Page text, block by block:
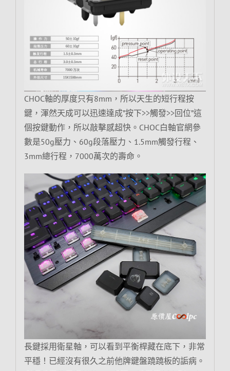
CHOC軸的厚度只有8mm，所以天生的短行程按
鍵，渾然天成可以迅速達成”按下>>觸發>>回位”這
個按鍵動作，所以敲擊感超快。CHOC白軸官網參
數是50g壓力、60g段落壓力、1.5mm觸發行程、
3mm總行程，7000萬次的壽命。
長鍵採用衛星軸，可以看到平衡桿藏在底下，非常
平穩！已經沒有很久之前他牌鍵盤蹺蹺板的詬病。